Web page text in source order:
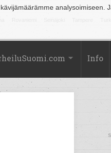
analysoimiseen.
Info